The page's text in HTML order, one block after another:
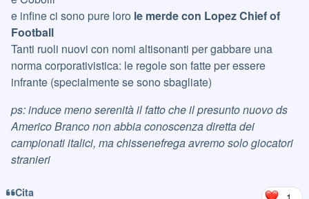
e infine ci sono pure loro le merde con Lopez Chief of
Football
Tanti ruoli nuovi con nomi altisonanti per gabbare una
norma corporativistica: le regole son fatte per essere
infrante (specialmente se sono sbagliate)
ps: induce meno serenità il fatto che il presunto nuovo ds
Americo Branco non abbia conoscenza diretta dei
campionati italici, ma chissenefrega avremo solo giocatori
stranieri
Cita